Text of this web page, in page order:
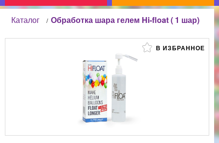
Каталог / Обработка шара гелем Hi-float ( 1 шар)
В ИЗБРАННОЕ